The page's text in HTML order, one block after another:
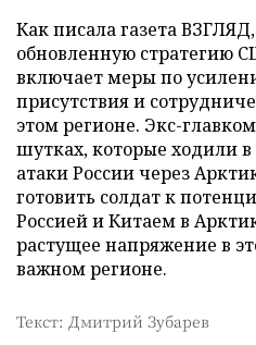
Как писала газета
обновленную стратегию
включает меры по
присутствия и
этом регионе. Экс-
шутках, которые ходили
атаки России через
готовить солдат к
Россией и Китаем в
растущее напряжение в
важном регионе.
Текст: Дмитрий Зубарев